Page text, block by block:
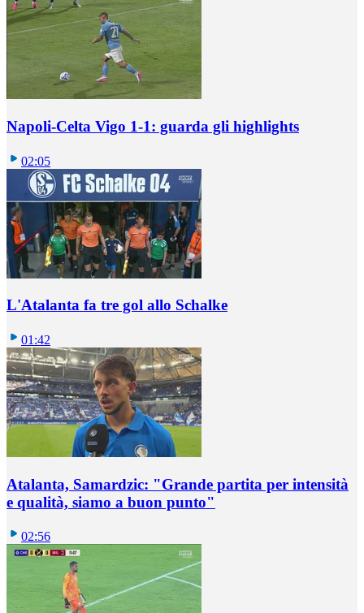
Napoli-Celta Vigo 1-1: guarda gli highlights
02:05
L'Atalanta fa tre gol allo Schalke
01:42
Atalanta, Samardzic: "Grande partita per intensità
e qualità, siamo a buon punto"
02:56